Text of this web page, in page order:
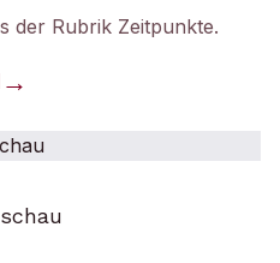
der Rubrik Zeitpunkte.